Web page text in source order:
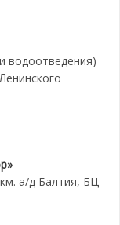
водоотведения)
а/д Балтия, БЦ